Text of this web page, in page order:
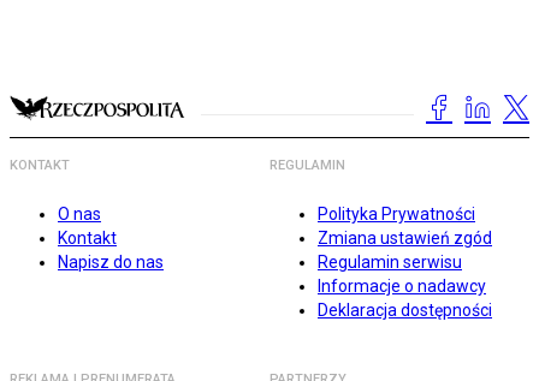
KONTAKT
O nas
Kontakt
Napisz do nas
REGULAMIN
Polityka Prywatności
Zmiana ustawień zgód
Regulamin serwisu
Informacje o nadawcy
Deklaracja dostępności